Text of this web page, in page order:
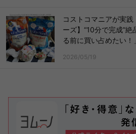
コストコマニアが実
ーズ】“10分で完成”
る前に買い占めたい！」
2026/05/19